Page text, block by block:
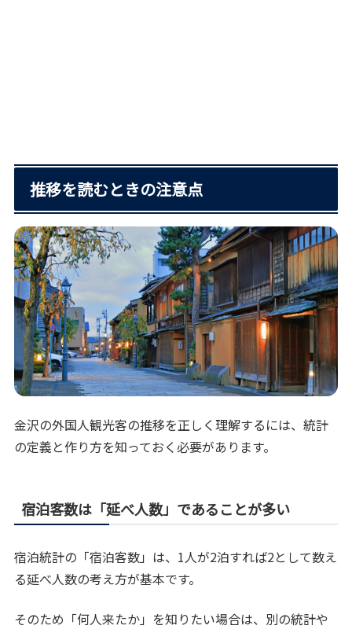
推移を読むときの注意点
金沢の外国人観光客の推移を正しく理解するには、統計
の定義と作り方を知っておく必要があります。
宿泊客数は「延べ人数」であることが多い
宿泊統計の「宿泊客数」は、1人が2泊すれば2として数え
る延べ人数の考え方が基本です。
そのため「何人来たか」を知りたい場合は、別の統計や